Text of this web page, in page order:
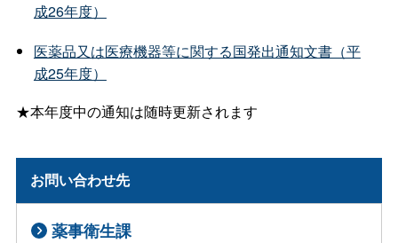
成26年度）
医薬品又は医療機器等に関する国発出通知文書（平
成25年度）
★本年度中の通知は随時更新されます
お問い合わせ先
薬事衛生課